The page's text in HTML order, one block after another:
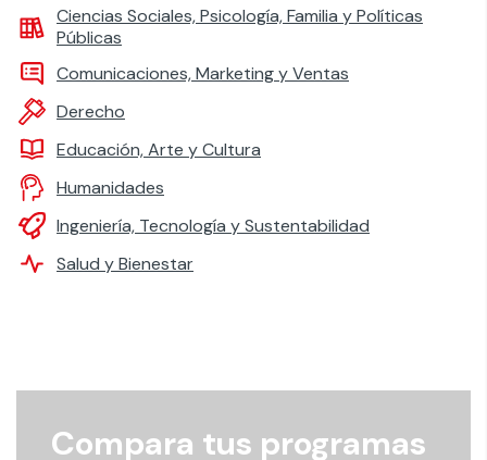
Ciencias Sociales, Psicología, Familia y Políticas
Públicas
Comunicaciones, Marketing y Ventas
Derecho
Educación, Arte y Cultura
Humanidades
Ingeniería, Tecnología y Sustentabilidad
Salud y Bienestar
Compara tus programas